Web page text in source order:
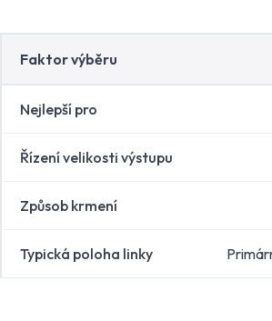
Faktor výběru
Nejlepší pro
Řízení velikosti výstupu
Způsob krmení
Typická poloha linky